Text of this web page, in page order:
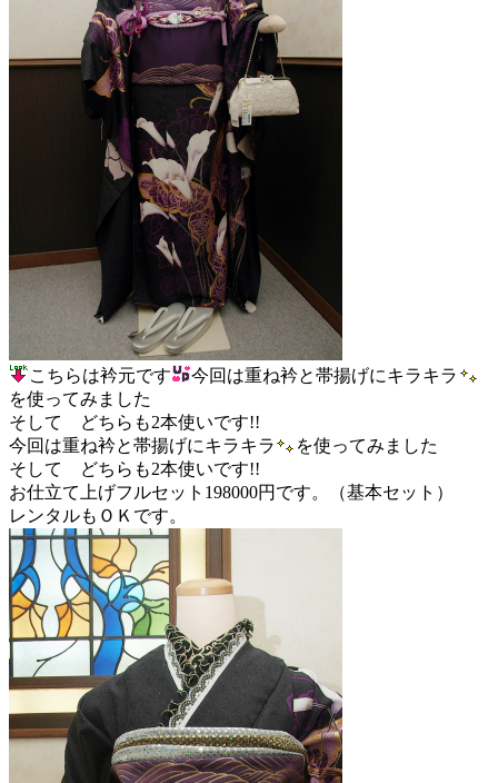
こちらは衿元です
今回は重ね衿と帯揚げにキラキラ
を使ってみました
そして どちらも2本使いです!!
今回は重ね衿と帯揚げにキラキラ
を使ってみました
そして どちらも2本使いです!!
お仕立て上げフルセット198000円です。（基本セット）
レンタルもＯＫです。